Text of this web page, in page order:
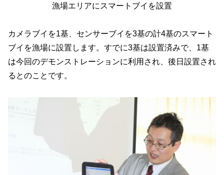
漁場エリアにスマートブイを設置
カメラブイを1基、センサーブイを3基の計4基のスマート
ブイを漁場に設置します。すでに3基は設置済みで、1基
は今回のデモンストレーションに利用され、後日設置され
るとのことです。